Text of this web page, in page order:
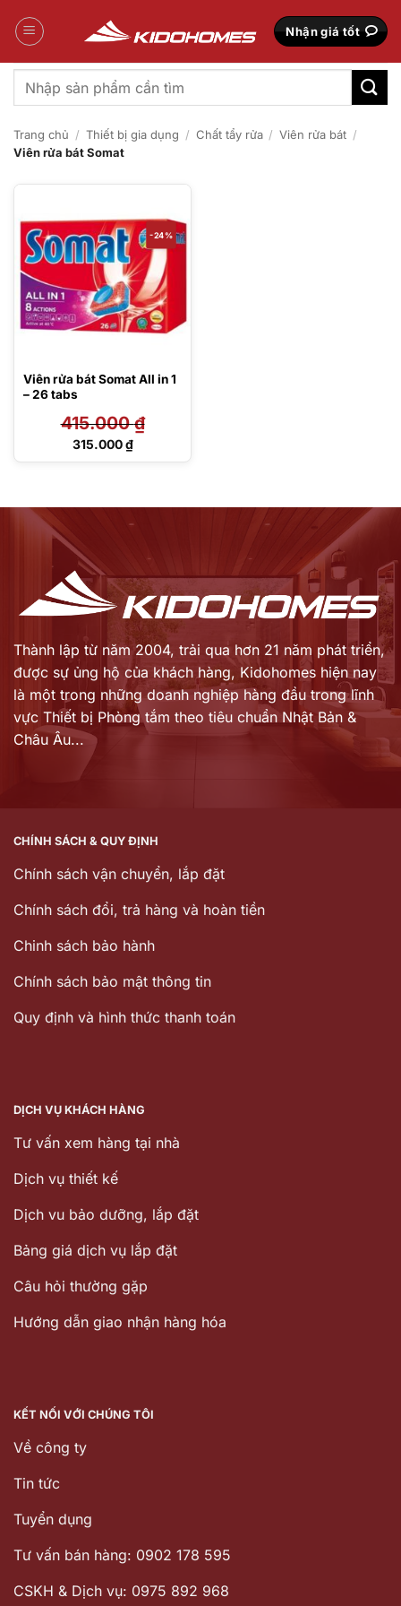
qua
Nhận giá tốt
Tìm
kiếm:
Trang chủ / Thiết bị gia dụng / Chất tẩy rửa / Viên rửa bát /
Viên rửa bát Somat
-24%
Viên rửa bát Somat All in 1
– 26 tabs
415.000₫
Giá
315.000₫
Giá
Thành lập từ năm 2004, trải qua hơn 21 năm phát triển,
được sự ủng hộ của khách hàng, Kidohomes hiện nay
là một trong những doanh nghiệp hàng đầu trong lĩnh
vực Thiết bị Phòng tắm theo tiêu chuẩn Nhật Bản &
Châu Âu...
CHÍNH SÁCH & QUY ĐỊNH
Chính sách vận chuyển, lắp đặt
Chính sách đổi, trả hàng và hoàn tiền
Chinh sách bảo hành
Chính sách bảo mật thông tin
Quy định và hình thức thanh toán
DỊCH VỤ KHÁCH HÀNG
Tư vấn xem hàng tại nhà
Dịch vụ thiết kế
Dịch vu bảo dưỡng, lắp đặt
Bảng giá dịch vụ lắp đặt
Câu hỏi thường gặp
Hướng dẫn giao nhận hàng hóa
KẾT NỐI VỚI CHÚNG TÔI
Về công ty
Tin tức
Tuyển dụng
Tư vấn bán hàng: 0902 178 595
CSKH & Dịch vụ: 0975 892 968